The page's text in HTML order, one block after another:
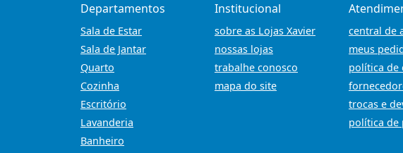
Departamentos
Sala de Estar
Sala de Jantar
Quarto
Cozinha
Escritório
Lavanderia
Banheiro
Institucional
sobre as Lojas Xavier
nossas lojas
trabalhe conosco
mapa do site
central de
meus
política de
trocas e
política de